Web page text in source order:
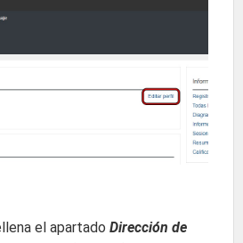
el apartado Dirección de